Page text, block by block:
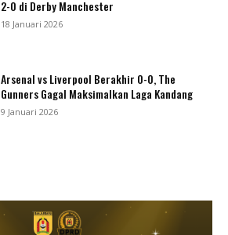
2-0 di Derby Manchester
18 Januari 2026
Arsenal vs Liverpool Berakhir 0-0, The
Gunners Gagal Maksimalkan Laga Kandang
9 Januari 2026